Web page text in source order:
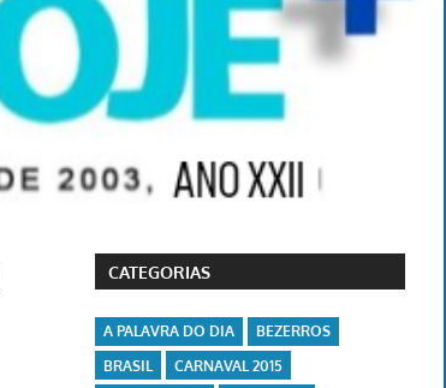
CATEGORIAS
A PALAVRA DO DIA
BEZERROS
BRASIL
CARNAVAL 2015